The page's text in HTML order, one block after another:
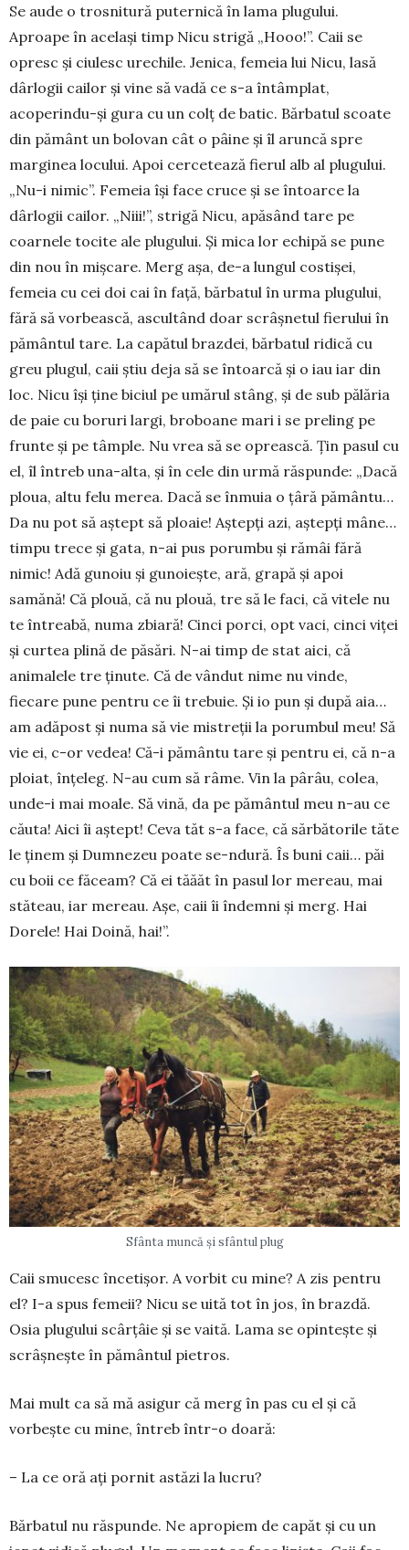
Se aude o trosnitură puternică în lama plugului.
Aproape în același timp Nicu strigă „Hooo!”. Caii se
opresc și ciulesc urechile. Jenica, femeia lui Nicu, lasă
dârlogii cailor și vine să vadă ce s-a întâmplat,
acoperindu-și gura cu un colț de batic. Bărbatul scoate
din pământ un bolovan cât o pâine și îl aruncă spre
marginea locului. Apoi cercetează fierul alb al plugului.
„Nu-i nimic”. Femeia își face cruce și se întoarce la
dârlogii cailor. „Niii!”, strigă Nicu, apăsând tare pe
coarnele tocite ale plugului. Și mica lor echipă se pune
din nou în mișcare. Merg așa, de-a lungul costișei,
femeia cu cei doi cai în față, bărbatul în urma plugului,
fără să vorbească, ascultând doar scrâșnetul fierului în
pământul tare. La capătul brazdei, bărbatul ridică cu
greu plugul, caii știu deja să se întoarcă și o iau iar din
loc. Nicu își ține biciul pe umărul stâng, și de sub pălăria
de paie cu boruri largi, broboane mari i se preling pe
frunte și pe tâmple. Nu vrea să se opreas­că. Țin pasul cu
el, îl întreb una-alta, și în cele din urmă răspunde: „Dacă
ploua, altu felu merea. Dacă se înmuia o țâră pă­mântu…
Da nu pot să aștept să ploaie! Aștepți azi, aștepți mâne…
timpu trece și gata, n-ai pus porumbu și rămâi fără
nimic! Adă gunoiu și gunoiește, ară, grapă și apoi
samănă! Că plouă, că nu plouă, tre să le faci, că vitele nu
te în­treabă, numa zbiară! Cinci porci, opt vaci, cinci viței
și curtea plină de păsări. N-ai timp de stat aici, că
animalele tre ținute. Că de vândut nime nu vinde,
fiecare pune pentru ce îi trebuie. Și io pun și după aia…
am adăpost și numa să vie mistreții la porumbul meu! Să
vie ei, c-or vedea! Că-i pământu tare și pentru ei, că n-a
ploiat, înțeleg. N-au cum să râme. Vin la pârâu, colea,
unde-i mai moale. Să vină, da pe pământul meu n-au ce
căuta! Aici îi aș­tept! Ceva tăt s-a face, că sărbătorile tăte
le ținem și Dumnezeu poate se-ndură. Îs buni caii… păi
cu boii ce făceam? Că ei tăăăt în pasul lor mereau, mai
stăteau, iar mereau. Așe, caii îi îndemni și merg. Hai
Dorele! Hai Doină, hai!”.
Sfânta muncă și sfântul plug
Caii smucesc încetișor. A vorbit cu mine? A zis pentru
el? I-a spus femeii? Nicu se uită tot în jos, în brazdă.
Osia plu­gului scârțâie și se vaită. Lama se opin­tește și
scrâșnește în pământul pietros.
Mai mult ca să mă asigur că merg în pas cu el și că
vorbește cu mine, întreb într-o doară:
– La ce oră ați pornit astăzi la lucru?
Bărbatul nu răspunde. Ne apropiem de capăt și cu un